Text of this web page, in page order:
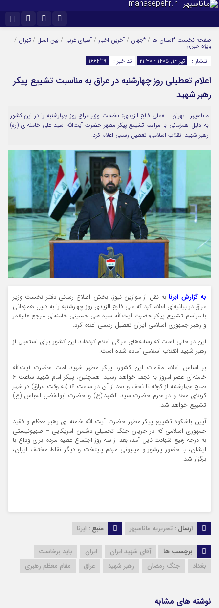
اینستاگرام
تلگرام
سروش
ایتا
آپارات
نام کاربری یا نشانی ایمیل
رمز عبور
مرا به خاطر بسپار
صفحه نخست *استان ها / *جهان / آخرین اخبار / آسیای غربی / بین الملل / تهران /
ویژه خبری
انتشار :
تیر ۱۶, ۱۴۰۵ - ۲۱:۳۰ کد خبر : 166439
اعلام تعطیلی روز چهارشنبه در عراق به مناسبت تشییع پیکر
رهبر شهید
ماناسپهر - تهران – «علی فالح الزیدی» نخست وزیر عراق روز چهارشنبه را در این کشور
به دلیل همزمانی با مراسم تشییع پیکر مطهر حضرت آیت‌الله سید علی خامنه‌ای (ره)
رهبر شهید انقلاب اسلامی، تعطیل رسمی اعلام کرد.
به گزارش ایرنا به نقل از موازین نیوز، بخش اطلاع رسانی دفتر نخست وزیر
عراق در بیانیه‌ای اعلام کرد که علی فالح الزیدی روز چهارشنبه را به دلیل همزمانی
با مراسم تشییع پیکر حضرت آیت‌الله سید علی حسینی خامنه‌ای مرجع عالیقدر
و رهبر جمهوری اسلامی ایران تعطیل رسمی اعلام کرد.
این در حالی است که رسانه‌های عراقی اعلام کرده‌اند این کشور برای استقبال از
رهبر شهید انقلاب اسلامی آماده شده است.
بر اساس اعلام مقامات این کشور، پیکر مطهر شهید امت حضرت آیت‌الله
خامنه‌ای عصر امروز به نجف خواهد رسید. همچنین، پیکر امام شهید ساعت ۶
صبح چهارشنبه از کوفه تا نجف و بعد از آن در ساعت ۱۶ (به وقت عراق) در شهر
کربلای معلا و در حرم حضرت سید الشهدا(ع) و حضرت ابوالفضل العباس (ع)
تشییع خواهد شد.
آیین باشکوه تشییع پیکر مطهر حضرت آیت الله خامنه ای رهبر معظم و فقید
جمهوری اسلامی که در جریان جنگ تحمیلی دشمن امریکایی – صهیونیستی
به درجه رفیع شهادت نایل آمد، بعد از سه روز اجتماع عظیم مردم برای وداع با
ایشان، با حضور پرشور و میلیونی مردم پایتخت و دیگر نقاط مختلف ایران،
برگزار شد.
ارسال : تحریریه ماناسپهر منبع : ایرنا
برچسب ها آقای شهید ایران ایران
باید برخاست
بغداد
جنگ رمضان رهبر شهید عراق مقام ‌معظم رهبری
نوشته های مشابه